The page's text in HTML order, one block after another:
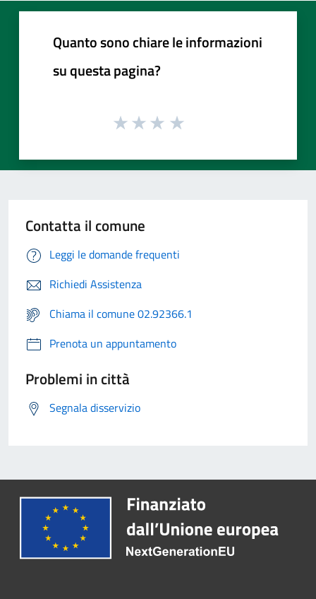
Quanto sono chiare le informazioni
su questa pagina?
Contatta il comune
Leggi le domande frequenti
Richiedi Assistenza
Chiama il comune 02.92366.1
Prenota un appuntamento
Problemi in città
Segnala disservizio